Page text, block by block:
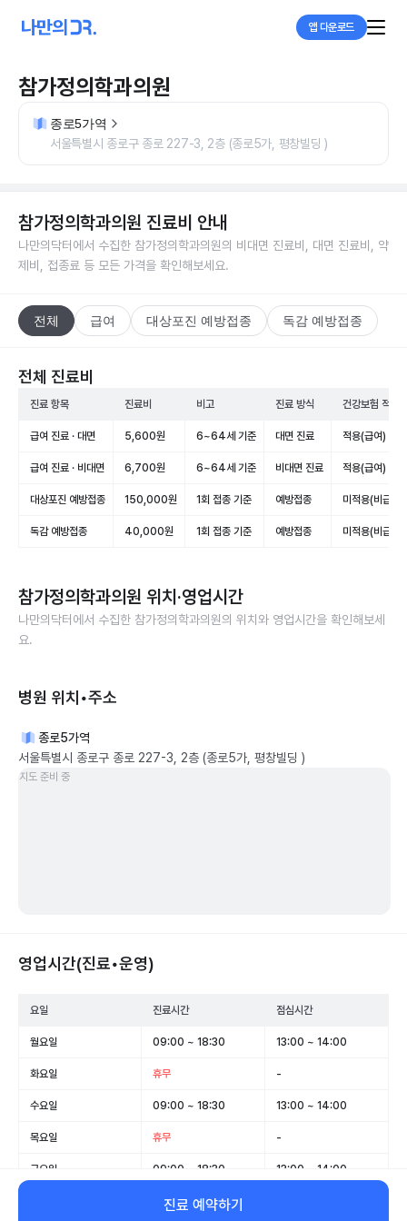
앱 다운로드
참가정의학과의원
종로5가역
서울특별시 종로구 종로 227-3, 2층 (종로5가, 평창빌딩 )
참가정의학과의원 진료비 안내
나만의닥터에서 수집한 참가정의학과의원의 비대면 진료비, 대면 진료비, 약
제비, 접종료 등 모든 가격을 확인해보세요.
전체 급여 대상포진 예방접종 독감 예방접종
전체 진료비
진료 항목 진료비 비고 진료 방식 건강보험 적용
급여 진료 · 대면 5,600원 6~64세 기준 대면 진료 적용(급여)
급여 진료 · 비대면 6,700원 6~64세 기준 비대면 진료 적용(급여)
대상포진 예방접종 150,000원 1회 접종 기준 예방접종 미적용(비급여)
독감 예방접종 40,000원 1회 접종 기준 예방접종 미적용(비급여)
참가정의학과의원 위치·영업시간
나만의닥터에서 수집한 참가정의학과의원의 위치와 영업시간을 확인해보세
요.
병원 위치•주소
종로5가역
서울특별시 종로구 종로 227-3, 2층 (종로5가, 평창빌딩 )
지도 준비 중
영업시간(진료•운영)
요일 진료시간 점심시간
월요일 09:00 ~ 18:30 13:00 ~ 14:00
화요일 휴무 -
수요일 09:00 ~ 18:30 13:00 ~ 14:00
목요일 휴무 -
금요일 09:00 ~ 18:30 13:00 ~ 14:00
09:00 ~ 14:00
진료 예약하기